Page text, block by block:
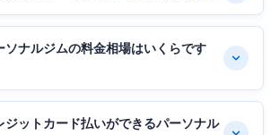
ソナルジムの料金相場はいくらです
ジットカード払いができるパーソナル